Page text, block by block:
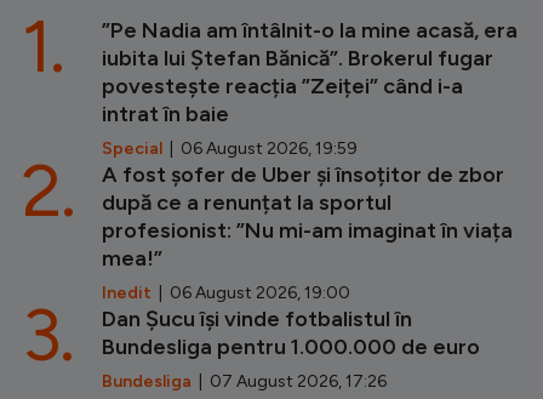
”Pe Nadia am întâlnit-o la mine acasă, era
iubita lui Ștefan Bănică”. Brokerul fugar
povestește reacția ”Zeiței” când i-a
intrat în baie
Special | 06 August 2026, 19:59
1.
A fost șofer de Uber și însoțitor de zbor
după ce a renunțat la sportul
profesionist: ”Nu mi-am imaginat în viața
mea!”
Inedit | 06 August 2026, 19:00
2.
Dan Șucu își vinde fotbalistul în
Bundesliga pentru 1.000.000 de euro
Bundesliga | 07 August 2026, 17:26
3.